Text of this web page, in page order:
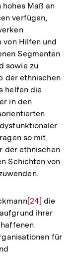
hohes Maß an
verfügen,
von Hilfen und
Segmenten
sowie zu
der ethnischen
helfen die
in den
so mit
der ethnischen
Schichten von
Zur
Auflösung
der
Fußnote
[24] die
ihrer
für